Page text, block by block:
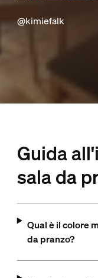
@kimiefalk
Guida
sala da
Qual è il colore
da pranzo?